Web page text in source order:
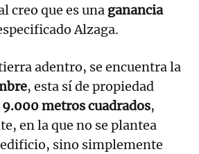
creo que es una ganancia
Alzaga.
adentro, se encuentra la
, esta sí de propiedad
9.000 metros cuadrados,
en la que no se plantea
sino simplemente